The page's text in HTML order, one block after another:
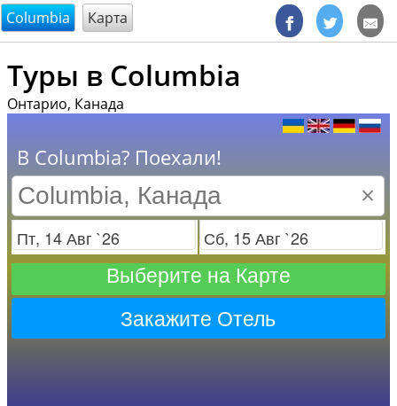
@endsectiom
Columbia Карта
Туры в Columbia
Онтарио, Канада
В Columbia? Поехали!
×
Заезд Отъезд
Выберите на Карте
Закажите Отель